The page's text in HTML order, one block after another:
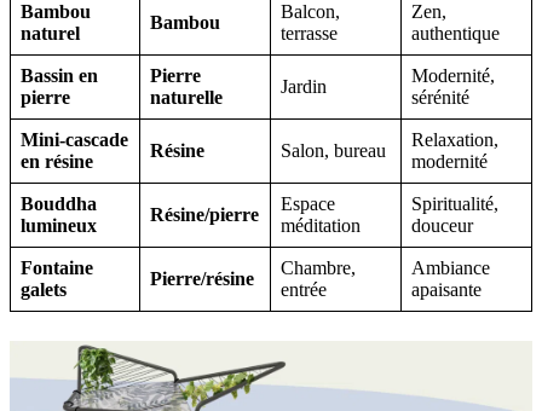
Bambou
naturel
Bambou
Balcon,
terrasse
Zen,
authentique
Bassin en
pierre
Pierre
naturelle
Jardin
Modernité,
sérénité
Mini-cascade
en résine
Résine Salon, bureau
Relaxation,
modernité
Bouddha
lumineux
Résine/pierre
Espace
méditation
Spiritualité,
douceur
Fontaine
galets
Pierre/résine
Chambre,
entrée
Ambiance
apaisante